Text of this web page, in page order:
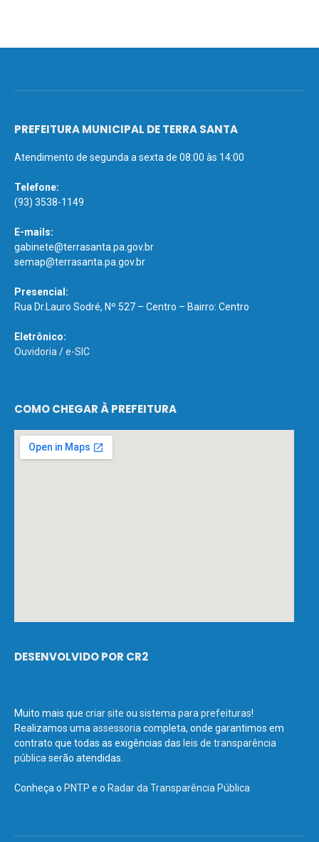
PREFEITURA MUNICIPAL DE TERRA SANTA
Atendimento de segunda a sexta de 08:00 às 14:00
Telefone:
(93) 3538-1149
E-mails:
gabinete@terrasanta.pa.gov.br
semap@terrasanta.pa.gov.br
Presencial:
Rua Dr.Lauro Sodré, Nº 527 – Centro – Bairro: Centro
Eletrônico:
Ouvidoria /e-SIC
COMO CHEGAR À PREFEITURA
DESENVOLVIDO POR CR2
Muito mais que criar site ou sistema para prefeituras!
Realizamos uma assessoria completa, onde garantimos em
contrato que todas as exigências das leis de transparência
pública serão atendidas.
Conheça o PNTP e o Radar da Transparência Pública